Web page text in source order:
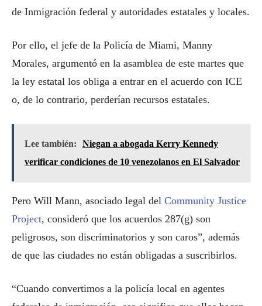
de Inmigración federal y autoridades estatales y locales.
Por ello, el jefe de la Policía de Miami, Manny
Morales, argumentó en la asamblea de este martes que
la ley estatal los obliga a entrar en el acuerdo con ICE
o, de lo contrario, perderían recursos estatales.
Lee también:
Niegan a abogada Kerry Kennedy
verificar condiciones de 10 venezolanos en El Salvador
Pero Will Mann, asociado legal del Community Justice
Project, consideró que los acuerdos 287(g) son
peligrosos, son discriminatorios y son caros”, además
de que las ciudades no están obligadas a suscribirlos.
“Cuando convertimos a la policía local en agentes